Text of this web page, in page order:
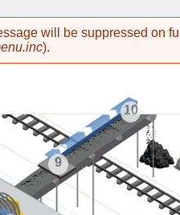
will be suppressed on
).
10
9